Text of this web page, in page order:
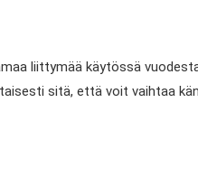
liittymää käytössä
sitä, että voit vaihtaa